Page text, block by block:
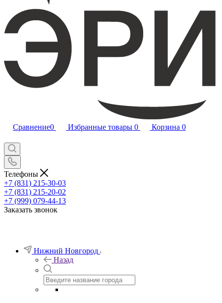
Сравнение0 Избранные товары 0 Корзина 0
Телефоны
+7 (831) 215-30-03
+7 (831) 215-20-02
+7 (999) 079-44-13
Заказать звонок
Нижний Новгород
Назад